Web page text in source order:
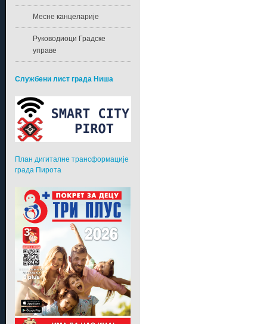
Месне канцеларије
Руководиоци Градске
управе
Службени лист града Ниша
План дигиталне трансформације
града Пирота